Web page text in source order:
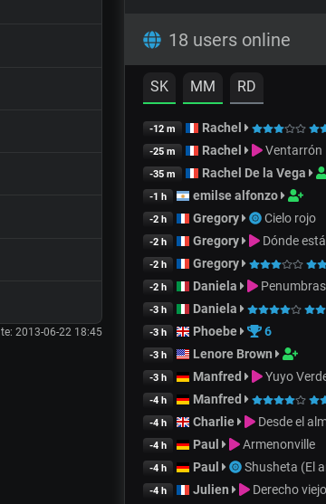
2013-06-22 18:45
18 users online
SK MM RD
-12 m Rachel
-25 m Rachel Ventarrón
-35 m Rachel De la Vega
-1 h emilse alfonzo
-2 h Gregory Cielo rojo
-2 h Gregory Dónde
-2 h Gregory
-2 h Daniela
-3 h Daniela
-3 h Phoebe 6
-3 h Lenore Brown
-3 h Manfred Yuyo
-4 h Manfred
-4 h Charlie Desde el
-4 h Paul Armenonville
-4 h Paul Shusheta (El
-4 h Julien Derecho viejo